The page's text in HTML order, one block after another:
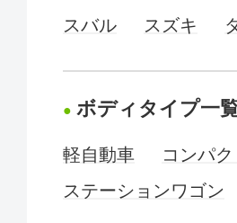
スバル
スズキ
ボディタイプ一
軽自動車 コンパ
ステーションワゴン